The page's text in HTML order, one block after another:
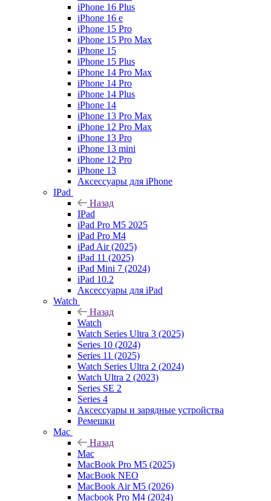
iPhone 16 Plus
iPhone 16 e
iPhone 15 Pro
iPhone 15 Pro Max
iPhone 15
iPhone 15 Plus
iPhone 14 Pro Max
iPhone 14 Pro
iPhone 14 Plus
iPhone 14
iPhone 13 Pro Max
iPhone 12 Pro Max
iPhone 13 Pro
iPhone 13 mini
iPhone 12 Pro
iPhone 13
Аксессуары для iPhone
IPad
Назад
IPad
iPad Pro M5 2025
iPad Pro M4
iPad Air (2025)
iPad 11 (2025)
iPad Mini 7 (2024)
iPad 10.2
Аксессуары для iPad
Watch
Назад
Watch
Watch Series Ultra 3 (2025)
Series 10 (2024)
Series 11 (2025)
Watch Series Ultra 2 (2024)
Watch Ultra 2 (2023)
Series SE 2
Series 4
Аксессуары и зарядные устройства
Ремешки
Mac
Назад
Mac
MacBook Pro M5 (2025)
MacBook NEO
MacBook Air M5 (2026)
Macbook Pro M4 (2024)